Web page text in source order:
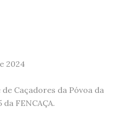
2024
Caçadores da Póvoa da
da FENCAÇA.